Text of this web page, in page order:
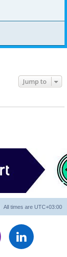
Jump to
All times are UTC+03:00